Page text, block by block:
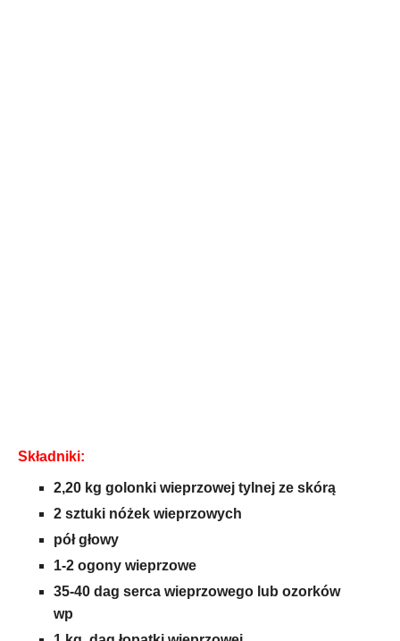
Składniki:
2,20 kg golonki wieprzowej tylnej ze skórą
2 sztuki nóżek wieprzowych
pół głowy
1-2 ogony wieprzowe
35-40 dag serca wieprzowego lub ozorków
wp